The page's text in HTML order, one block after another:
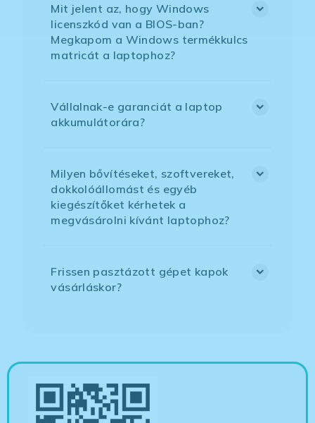
Mit jelent az, hogy Windows
licenszkód van a BIOS-ban?
Megkapom a Windows termékkulcs
matricát a laptophoz?
Vállalnak-e garanciát a laptop
akkumulátorára?
Milyen bővítéseket, szoftvereket,
dokkolóállomást és egyéb
kiegészítőket kérhetek a
megvásárolni kívánt laptophoz?
Frissen pasztázott gépet kapok
vásárláskor?